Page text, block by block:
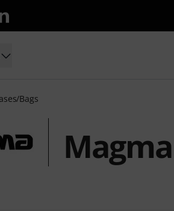
Bags